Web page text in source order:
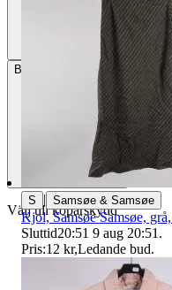
Betalning Via Tradera
Välj till köparskydd
S | Samsøe & Samsøe
Kjol, Samsøe Samsøe,
Sluttid20:51 9 aug 20:51 .
Pris:12 kr,Ledande bud.